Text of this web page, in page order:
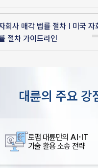
회사 매각 법률 절차 | 미국 자
절차 가이드라인
대륜의 주요 강
로펌 대륜만의 AI·IT
기술 활용 소송 전략